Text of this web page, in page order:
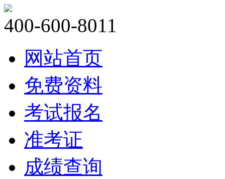
400-600-8011
网站首页
免费资料
考试报名
准考证
成绩查询